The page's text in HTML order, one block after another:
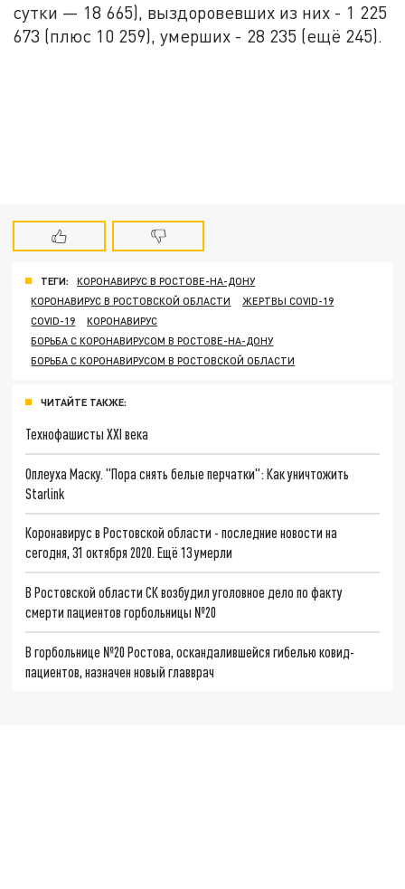
сутки — 18 665), выздоровевших из них - 1 225
673 (плюс 10 259), умерших - 28 235 (ещё 245).
ТЕГИ:
КОРОНАВИРУС В РОСТОВЕ-НА-ДОНУ
КОРОНАВИРУС В РОСТОВСКОЙ ОБЛАСТИ
ЖЕРТВЫ COVID-19
COVID-19
КОРОНАВИРУС
БОРЬБА С КОРОНАВИРУСОМ В РОСТОВЕ-НА-ДОНУ
БОРЬБА С КОРОНАВИРУСОМ В РОСТОВСКОЙ ОБЛАСТИ
ЧИТАЙТЕ ТАКЖЕ:
Технофашисты XXI века
Оплеуха Маску. "Пора снять белые перчатки": Как уничтожить
Starlink
Коронавирус в Ростовской области - последние новости на
сегодня, 31 октября 2020. Ещё 13 умерли
В Ростовской области СК возбудил уголовное дело по факту
смерти пациентов горбольницы №20
В горбольнице №20 Ростова, оскандалившейся гибелью ковид-
пациентов, назначен новый главврач